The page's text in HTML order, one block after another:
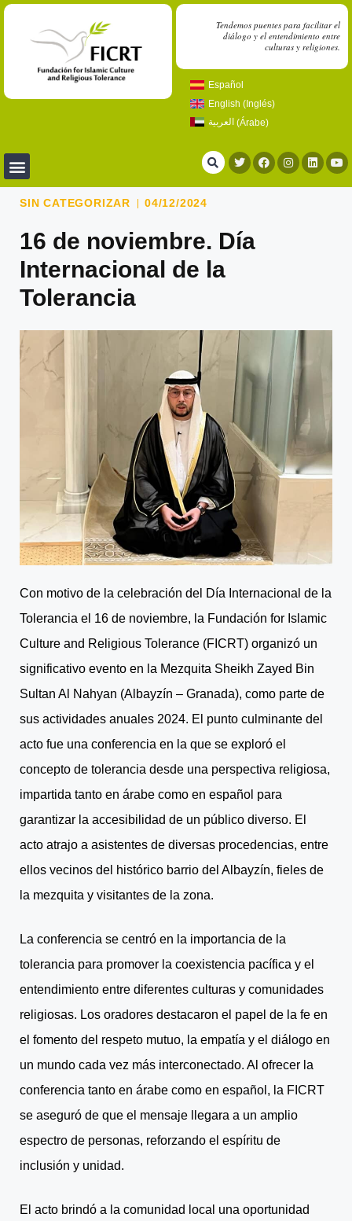
Tendemos puentes para facilitar el
diálogo y el entendimiento entre
culturas y religiones.
Español
English (Inglés)
العربية (Árabe)
SIN CATEGORIZAR 04/12/2024
16 de noviembre. Día
Internacional de la
Tolerancia
Con motivo de la celebración del Día Internacional de la
Tolerancia el 16 de noviembre, la Fundación for Islamic
Culture and Religious Tolerance (FICRT) organizó un
significativo evento en la Mezquita Sheikh Zayed Bin
Sultan Al Nahyan (Albayzín – Granada), como parte de
sus actividades anuales 2024. El punto culminante del
acto fue una conferencia en la que se exploró el
concepto de tolerancia desde una perspectiva religiosa,
impartida tanto en árabe como en español para
garantizar la accesibilidad de un público diverso. El
acto atrajo a asistentes de diversas procedencias, entre
ellos vecinos del histórico barrio del Albayzín, fieles de
la mezquita y visitantes de la zona.
La conferencia se centró en la importancia de la
tolerancia para promover la coexistencia pacífica y el
entendimiento entre diferentes culturas y comunidades
religiosas. Los oradores destacaron el papel de la fe en
el fomento del respeto mutuo, la empatía y el diálogo en
un mundo cada vez más interconectado. Al ofrecer la
conferencia tanto en árabe como en español, la FICRT
se aseguró de que el mensaje llegara a un amplio
espectro de personas, reforzando el espíritu de
inclusión y unidad.
El acto brindó a la comunidad local una oportunidad